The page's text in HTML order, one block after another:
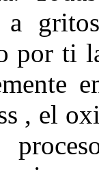
a
por ti
, el